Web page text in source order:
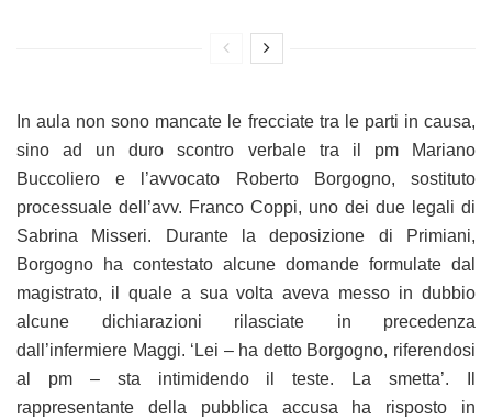
In aula non sono mancate le frecciate tra le parti in causa,
sino ad un duro scontro verbale tra il pm Mariano
Buccoliero e l’avvocato Roberto Borgogno, sostituto
processuale dell’avv. Franco Coppi, uno dei due legali di
Sabrina Misseri. Durante la deposizione di Primiani,
Borgogno ha contestato alcune domande formulate dal
magistrato, il quale a sua volta aveva messo in dubbio
alcune dichiarazioni rilasciate in precedenza
dall’infermiere Maggi. ‘Lei – ha detto Borgogno, riferendosi
al pm – sta intimidendo il teste. La smetta’. Il
rappresentante della pubblica accusa ha risposto in